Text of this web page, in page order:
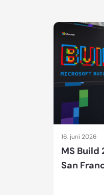
16. juni 2026
MS
San